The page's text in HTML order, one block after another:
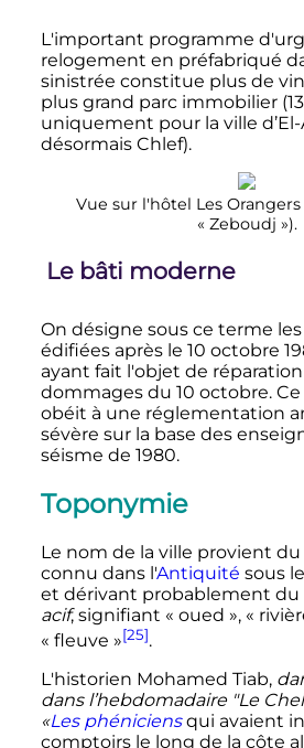
L'important programme
relogement en préfabriqué
sinistrée constitue plus de
plus grand parc immobilier (
uniquement pour la ville d’El-
désormais Chlef).
Vue sur l'hôtel Les
« Zeboudj »).
Le bâti moderne
On désigne sous ce terme
édifiées après le 10 octobre
ayant fait l'objet de
dommages du 10 octobre.
obéit à une réglementation
sévère sur la base des
séisme de 1980.
Toponymie
Le nom de la ville provient
connu dans l'Antiquité sous
et dérivant probablement du
acif, signifiant « oued », «
« fleuve »[25].
L'historien Mohamed Tiab,
dans l’hebdomadaire "Le
«Les phéniciensqui avaient
comptoirs le long de la côte